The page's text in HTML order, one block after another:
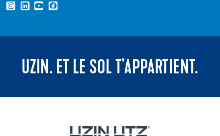
UZIN. ET LE SOL T'APPARTIENT.